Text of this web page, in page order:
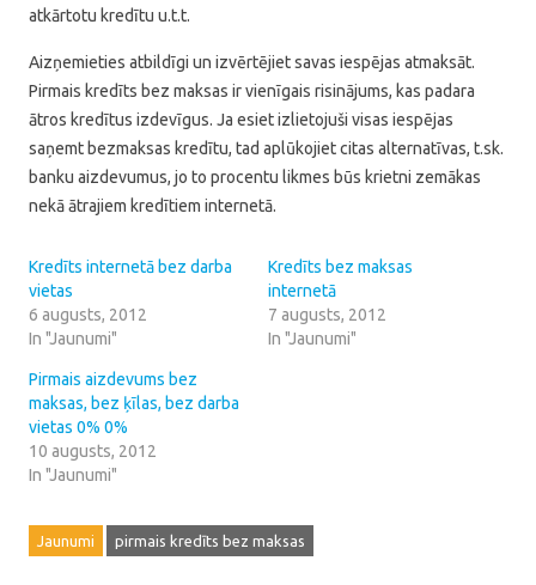
atkārtotu kredītu u.t.t.
Aizņemieties atbildīgi un izvērtējiet savas iespējas atmaksāt.
Pirmais kredīts bez maksas ir vienīgais risinājums, kas padara
ātros kredītus izdevīgus. Ja esiet izlietojuši visas iespējas
saņemt bezmaksas kredītu, tad aplūkojiet citas alternatīvas, t.sk.
banku aizdevumus, jo to procentu likmes būs krietni zemākas
nekā ātrajiem kredītiem internetā.
Kredīts internetā bez darba
vietas
6 augusts, 2012
In "Jaunumi"
Kredīts bez maksas
internetā
7 augusts, 2012
In "Jaunumi"
Pirmais aizdevums bez
maksas, bez ķīlas, bez darba
vietas 0% 0%
10 augusts, 2012
In "Jaunumi"
Jaunumi pirmais kredīts bez maksas